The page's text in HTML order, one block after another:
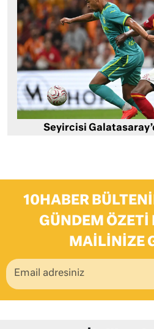
Seyircisi
10HABER
GÜNDEM ÖZETI
MAILINIZE